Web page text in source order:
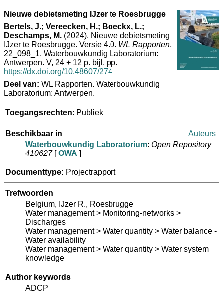
Nieuwe debietsmeting IJzer te Roesbrugge
Bertels, J.; Vereecken, H.; Boeckx, L.;
Deschamps, M. (2024). Nieuwe debietsmeting
IJzer te Roesbrugge. Versie 4.0. WL Rapporten,
22_098_1. Waterbouwkundig Laboratorium:
Antwerpen. V, 24 + 12 p. bijl. pp.
https://dx.doi.org/10.48607/274
Deel van: WL Rapporten. Waterbouwkundig
Laboratorium: Antwerpen.
Toegangsrechten: Publiek
Beschikbaar in
Auteurs
Waterbouwkundig Laboratorium: Open Repository
410627 [OWA ]
Documenttype: Projectrapport
Trefwoorden
Belgium, IJzer R., Roesbrugge
Water management > Monitoring-networks >
Discharges
Water management > Water quantity > Water balance -
Water availability
Water management > Water quantity > Water system
knowledge
Author keywords
ADCP